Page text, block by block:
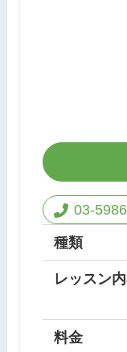
03-
種類
レッスン
料金